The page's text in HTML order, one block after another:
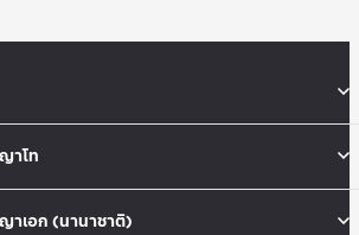
าโท
เอก (นานาชาติ)